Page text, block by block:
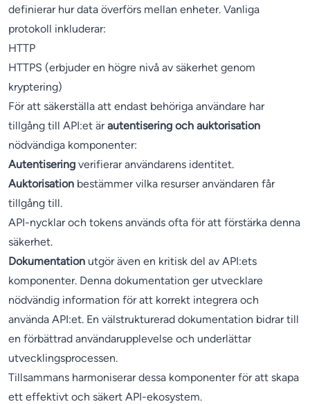
definierar hur data överförs mellan enheter. Vanliga
protokoll inkluderar:
HTTP
HTTPS (erbjuder en högre nivå av säkerhet genom
kryptering)
För att säkerställa att endast behöriga användare har
tillgång till API:et ärautentisering och auktorisation
nödvändiga komponenter:
Autentisering verifierar användarens identitet.
Auktorisation bestämmer vilka resurser användaren får
tillgång till.
API-nycklar och tokens används ofta för att förstärka denna
säkerhet.
Dokumentation utgör även en kritisk del av API:ets
komponenter. Denna dokumentation ger utvecklare
nödvändig information för att korrekt integrera och
använda API:et. En välstrukturerad dokumentation bidrar till
en förbättrad användarupplevelse och underlättar
utvecklingsprocessen.
Tillsammans harmoniserar dessa komponenter för att skapa
ett effektivt och säkert API-ekosystem.